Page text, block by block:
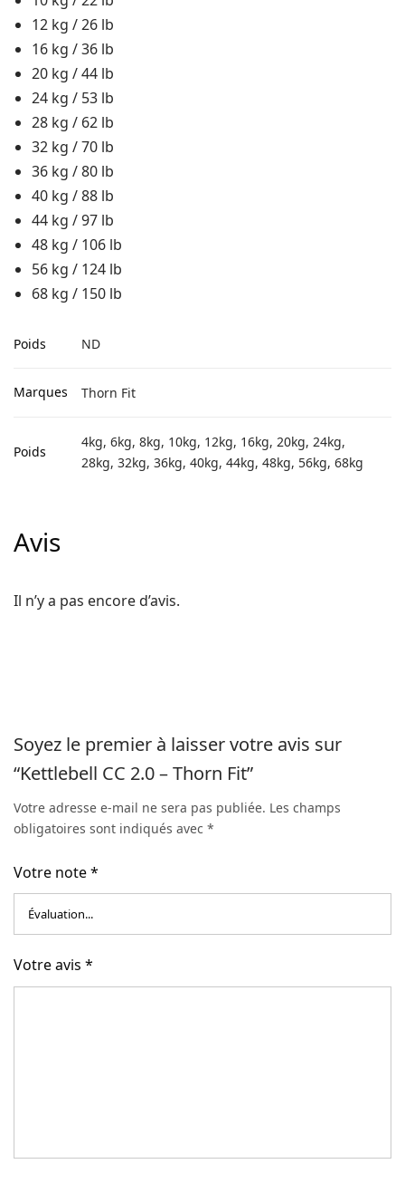
12 kg / 26 lb
16 kg / 36 lb
20 kg / 44 lb
24 kg / 53 lb
28 kg / 62 lb
32 kg / 70 lb
36 kg / 80 lb
40 kg / 88 lb
44 kg / 97 lb
48 kg / 106 lb
56 kg / 124 lb
68 kg / 150 lb
Poids ND
Marques Thorn Fit
Poids
4kg, 6kg, 8kg, 10kg, 12kg, 16kg, 20kg, 24kg,
28kg, 32kg, 36kg, 40kg, 44kg, 48kg, 56kg, 68kg
Avis
Il n’y a pas encore d’avis.
Soyez le premier à laisser votre avis sur
“Kettlebell CC 2.0 – Thorn Fit”
Votre adresse e-mail ne sera pas publiée. Les champs
obligatoires sont indiqués avec*
Votre note*
Votre avis*